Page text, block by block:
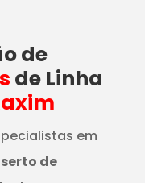
de
de Linha
em
de